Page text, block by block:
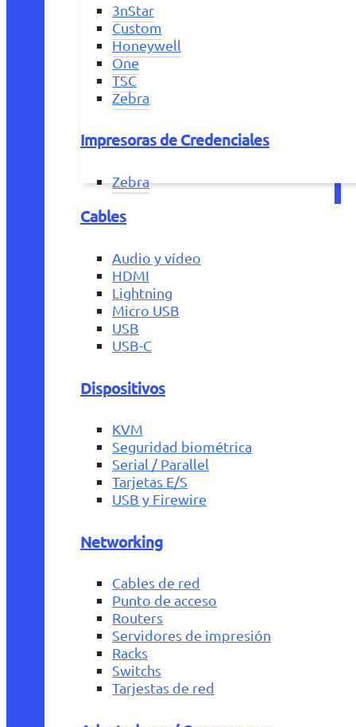
3nStar
Custom
Honeywell
One
TSC
Zebra
Impresoras de Credenciales
Zebra
Cables
Audio y vídeo
HDMI
Lightning
Micro USB
USB
USB-C
Dispositivos
KVM
Seguridad biométrica
Serial / Parallel
Tarjetas E/S
USB y Firewire
Networking
Cables de red
Punto de acceso
Routers
Servidores de impresión
Racks
Switchs
Tarjestas de red